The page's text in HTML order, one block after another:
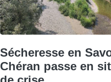
Sécheresse en
Chéran passe en